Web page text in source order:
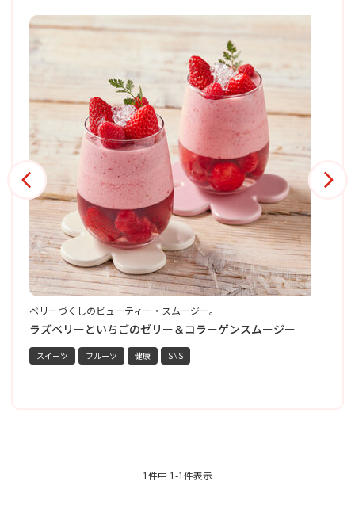
ベリーづくしのビューティー・スムージー。
ラズベリーといちごのゼリー＆コラーゲンスムージー
スイーツ フルーツ 健康 SNS
1件中 1-1件表示